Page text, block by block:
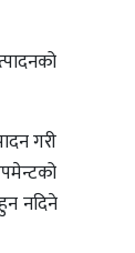
गरी
नदिने